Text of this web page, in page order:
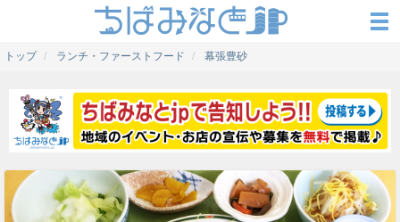
トップ ランチ・ファーストフード 幕張豊砂